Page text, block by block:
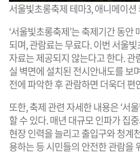
서울빛초롱축제 테마3, 애니메이
‘서울빛초롱축제’는 축제기간 동
되며, 관람료는 무료다. 이번 서울
자료는 제공되지 않는다고 한다.
실 벽면에 설치된 전시안내도를 보
전에 파악한 후 관람하면 더욱더 편
또한, 축제 관련 자세한 내용은 ‘서
할 수 있다. 매년 대규모 인파가 집
현장 인력을 늘리고 출입구와 청계
용하는 등 시민들의 안전한 관람을